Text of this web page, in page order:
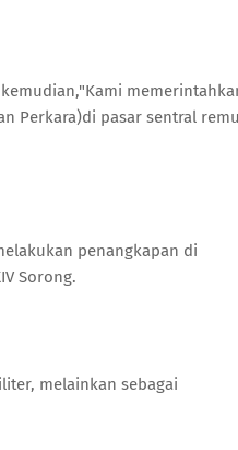
Perkara)di pasar sentral
penangkapan di
Sorong.
melainkan sebagai